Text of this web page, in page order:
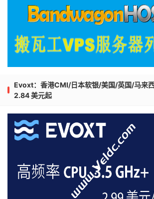
Evoxt：香港CMI/日本软银/美国/英国/马来
2.84 美元起